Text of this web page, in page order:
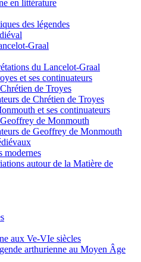
en littérature
des légendes
Graal
du Lancelot-Graal
et ses continuateurs
de Troyes
de Chrétien de Troyes
et ses continuateurs
de Monmouth
de Geoffrey de Monmouth
modernes
autour de la Matière de
aux Ve-VIe siècles
arthurienne au Moyen Âge